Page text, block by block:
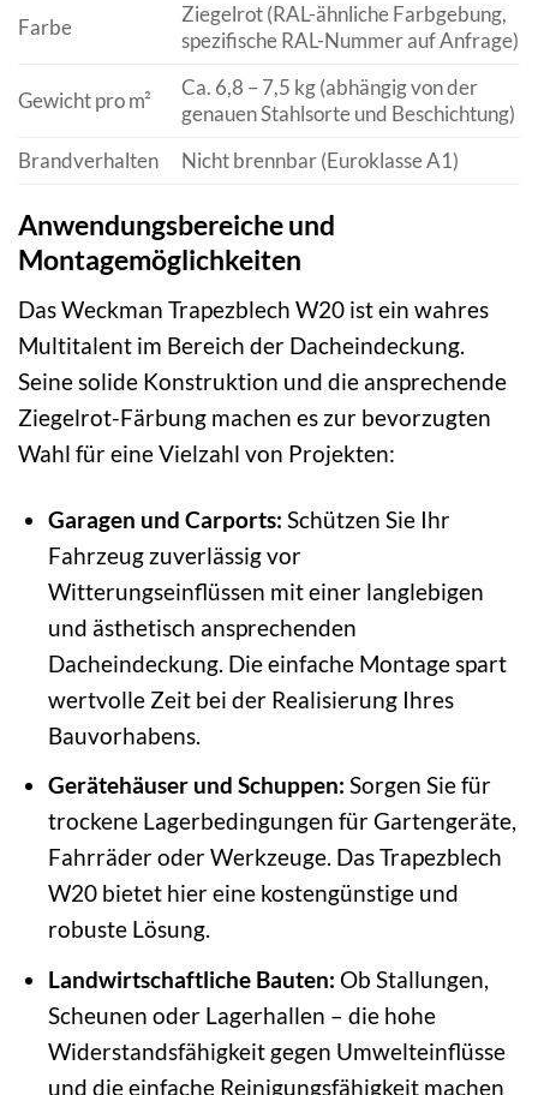
Farbe
Ziegelrot (RAL-ähnliche Farbgebung,
spezifische RAL-Nummer auf Anfrage)
Gewicht pro m²
Ca. 6,8 – 7,5 kg (abhängig von der
genauen Stahlsorte und Beschichtung)
Brandverhalten
Nicht brennbar (Euroklasse A1)
Anwendungsbereiche und
Montagemöglichkeiten
Das Weckman Trapezblech W20 ist ein wahres
Multitalent im Bereich der Dacheindeckung.
Seine solide Konstruktion und die ansprechende
Ziegelrot-Färbung machen es zur bevorzugten
Wahl für eine Vielzahl von Projekten:
Garagen und Carports: Schützen Sie Ihr
Fahrzeug zuverlässig vor
Witterungseinflüssen mit einer langlebigen
und ästhetisch ansprechenden
Dacheindeckung. Die einfache Montage spart
wertvolle Zeit bei der Realisierung Ihres
Bauvorhabens.
Gerätehäuser und Schuppen: Sorgen Sie für
trockene Lagerbedingungen für Gartengeräte,
Fahrräder oder Werkzeuge. Das Trapezblech
W20 bietet hier eine kostengünstige und
robuste Lösung.
Landwirtschaftliche Bauten: Ob Stallungen,
Scheunen oder Lagerhallen – die hohe
Widerstandsfähigkeit gegen Umwelteinflüsse
und die einfache Reinigungsfähigkeit machen